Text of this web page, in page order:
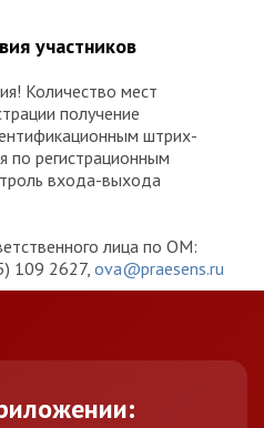
участников
Количество мест
получение
штрих-
по регистрационным
входа-выхода
лица по ОМ:
109 2627, ova@praesens.ru